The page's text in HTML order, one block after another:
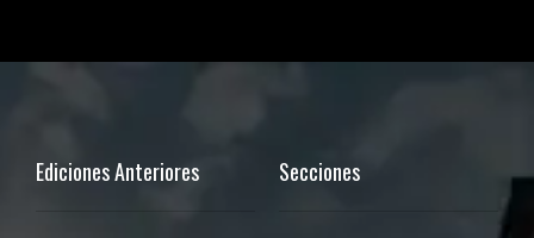
Ediciones Anteriores Secciones